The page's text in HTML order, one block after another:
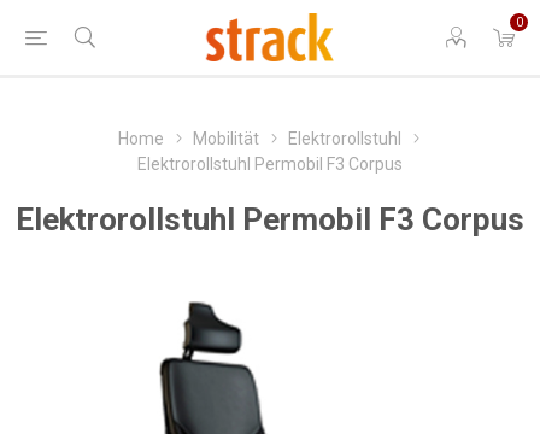
0
Home Mobilität
Elektrorollstuhl
Elektrorollstuhl Permobil F3 Corpus
Elektrorollstuhl Permobil F3 Corpus